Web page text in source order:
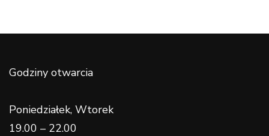
Godziny otwarcia
Poniedziałek, Wtorek
19.00 – 22.00